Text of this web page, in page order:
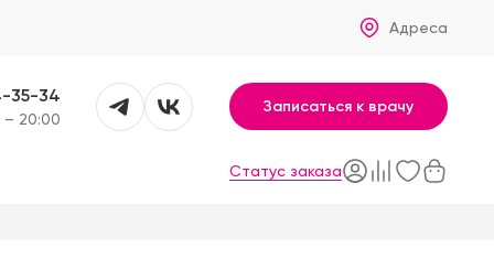
Адреса
35-34
20:00
Записаться к врачу
Статус заказа